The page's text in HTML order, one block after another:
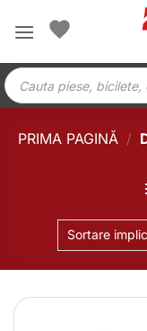
Products
search
PRIMA PAGINĂ /
Sortare